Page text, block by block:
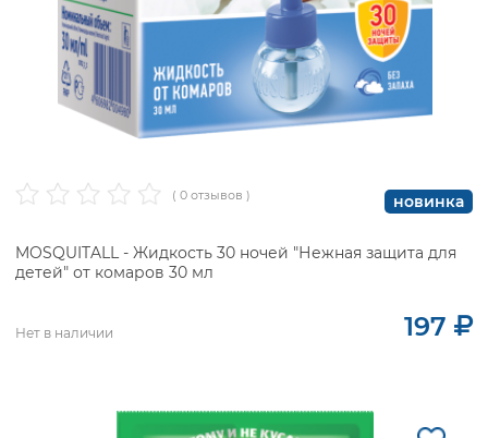
( 0 отзывов ) новинка
MOSQUITALL - Жидкость 30 ночей "Нежная защита для
детей" от комаров 30 мл
Нет в наличии 197